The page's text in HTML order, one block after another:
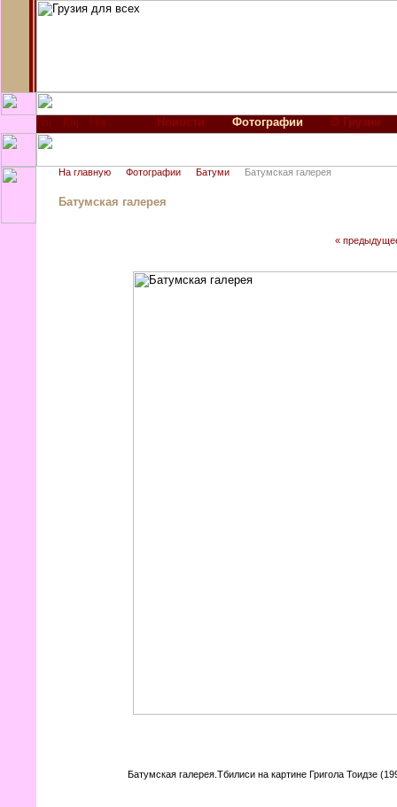
Новости Фотографии О Грузии
На главную Фотографии Батуми Батумская галерея
Батумская галерея
«
Батумская галерея.Тбилиси на картине Григола Тоидзе